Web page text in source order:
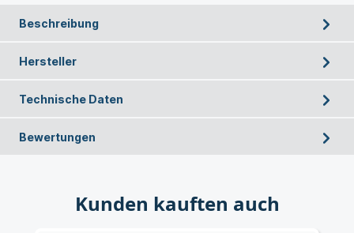
Kunden kauften auch
Beschreibung
Hersteller
Technische Daten
Bewertungen